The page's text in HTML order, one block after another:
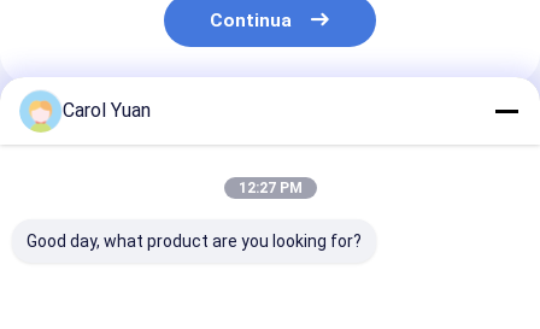
Continua
Prodotti Raccomandati
Carol Yuan
12:27 PM
Good day, what product are you looking for?